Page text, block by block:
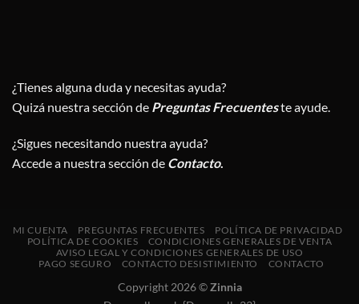
¿Tienes alguna duda y necesitas ayuda?
Quizá nuestra sección de Preguntas Frecuenteste ayude.
¿Sigues necesitando nuestra ayuda?
Accede a nuestra sección de Contacto.
MI CUENTA PREGUNTAS FRECUENTES
POLÍTICA DE PRIVACIDAD
POLÍTICA DE COOKIES
CONDICIONES GENERALES DE VENTA
AVISO LEGAL Y CONDICIONES GENERALES DE USO
PAGO SEGURO
CONTACTO DESISTIMIENTO CONTACTO
Copyright 2026 ©Zinnia